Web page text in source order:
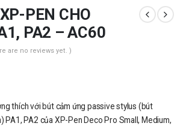
PEN CHO
PA2 – AC60
are no reviews yet. )
thích với bút cảm ứng passive stylus (bút
PA1, PA2 của XP-Pen Deco Pro Small, Medium,